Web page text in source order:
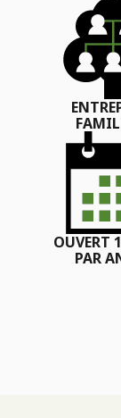
OUVERT
PAR